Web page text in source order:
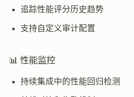
追踪性能评分历史趋势
支持自定义审计配置
📊 性能监控
持续集成中的性能回归检测